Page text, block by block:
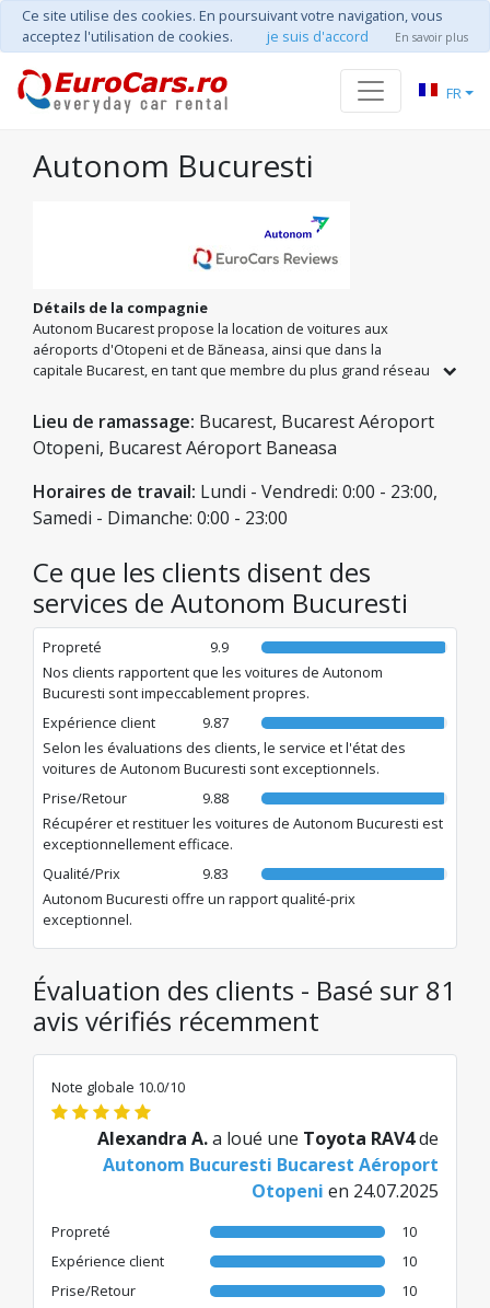
Ce site utilise des cookies. En poursuivant votre navigation, vous
acceptez l'utilisation de cookies.
je suis d'accord En savoir plus
FR
Autonom Bucuresti
Détails de la compagnie
Autonom Bucarest propose la location de voitures aux
aéroports d'Otopeni et de Băneasa, ainsi que dans la
capitale Bucarest, en tant que membre du plus grand réseau
prêts à vous proposer le véhicule idéal pour vos projets.
Profitez d'une liberté totale avec le kilométrage illimité et
des tarifs avantageux sur tous les modèles, des citadines
Lieu de ramassage: Bucarest, Bucarest Aéroport
Otopeni, Bucarest Aéroport Baneasa
Horaires de travail: Lundi - Vendredi: 0:00 - 23:00,
Samedi - Dimanche: 0:00 - 23:00
Ce que les clients disent des
services de Autonom Bucuresti
Propreté
9.9
Nos clients rapportent que les voitures de Autonom
Bucuresti sont impeccablement propres.
Expérience client
9.87
Selon les évaluations des clients, le service et l'état des
voitures de Autonom Bucuresti sont exceptionnels.
Prise/Retour
9.88
Récupérer et restituer les voitures de Autonom Bucuresti est
exceptionnellement efficace.
Qualité/Prix
9.83
Autonom Bucuresti offre un rapport qualité-prix
exceptionnel.
Évaluation des clients - Basé sur 81
avis vérifiés récemment
Note globale 10.0/10
Alexandra A.a loué une Toyota RAV4de
Autonom Bucuresti Bucarest Aéroport
Otopeni en 24.07.2025
Propreté
10
Expérience client
10
Prise/Retour
10